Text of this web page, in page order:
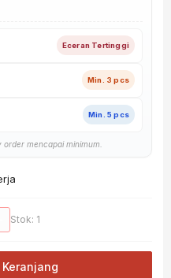
Eceran Tertinggi
Min. 3 pcs
Min. 5 pcs
mencapai minimum.
Stok: 1